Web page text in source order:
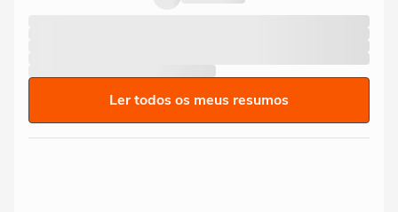
Ler todos os meus resumos